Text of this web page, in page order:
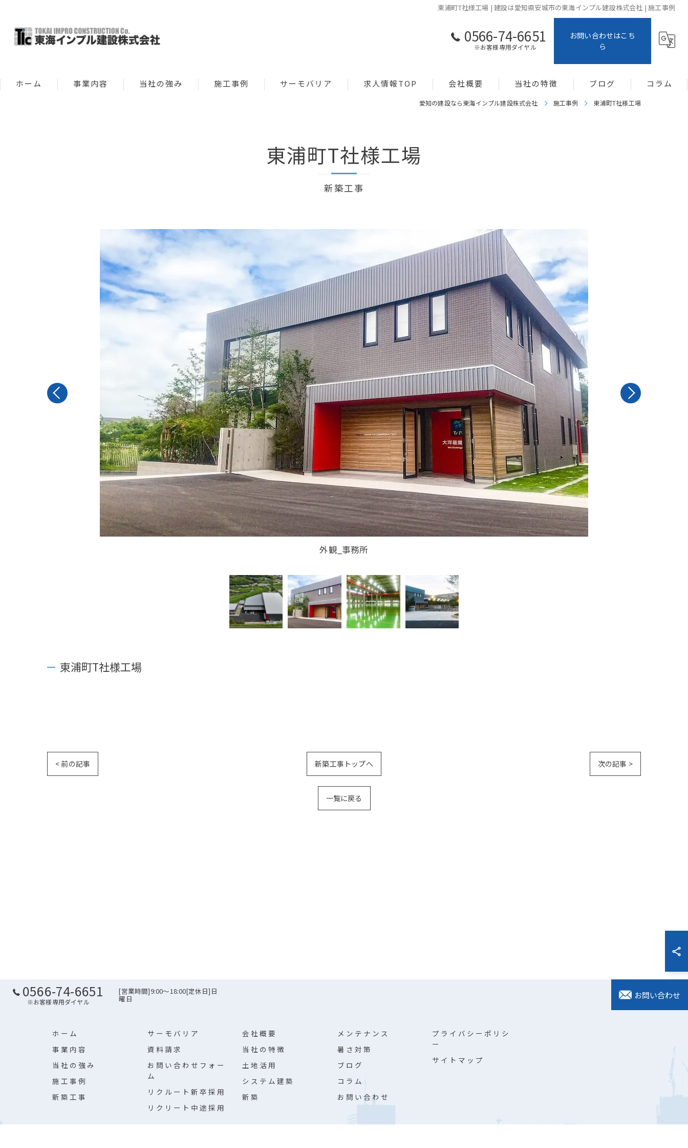
東浦町T社様工場 | 建設は愛知県安城市の東海インプル建設株式会社 | 施工事例
0566-74-6651
※お客様専用ダイヤル
お問い合わせはこち
ら
ホーム 事業内容 当社の強み 施工事例 サーモバリア
資料請求
お問い合わせフォーム
求人情報TOP
建築設計
会社概要 当社の特徴 ブログ コラム
愛知の建設なら東海インプル建設株式会社 施工事例 東浦町T社様工場
新築工事
東浦町T社様工場
外観_事務所
東浦町T社様工場
< 前の記事 新築工事トップへ 次の記事 >
一覧に戻る
0566-74-6651
※お客様専用ダイヤル
[営業時間]9:00～18:00[定休日]日
曜日 お問い合わせ
ホーム
事業内容
当社の強み
施工事例
新築工事
サーモバリア
資料請求
お問い合わせフォー
ム
リクルート新卒採用
リクリート中途採用
会社概要
当社の特徴
土地活用
システム建築
新築
メンテナンス
暑さ対策
ブログ
コラム
お問い合わせ
プライバシーポリシ
ー
サイトマップ